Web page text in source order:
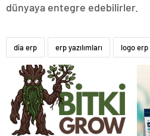
dünyaya entegre edebilirler.
dia erp erp yazılımları logo erp